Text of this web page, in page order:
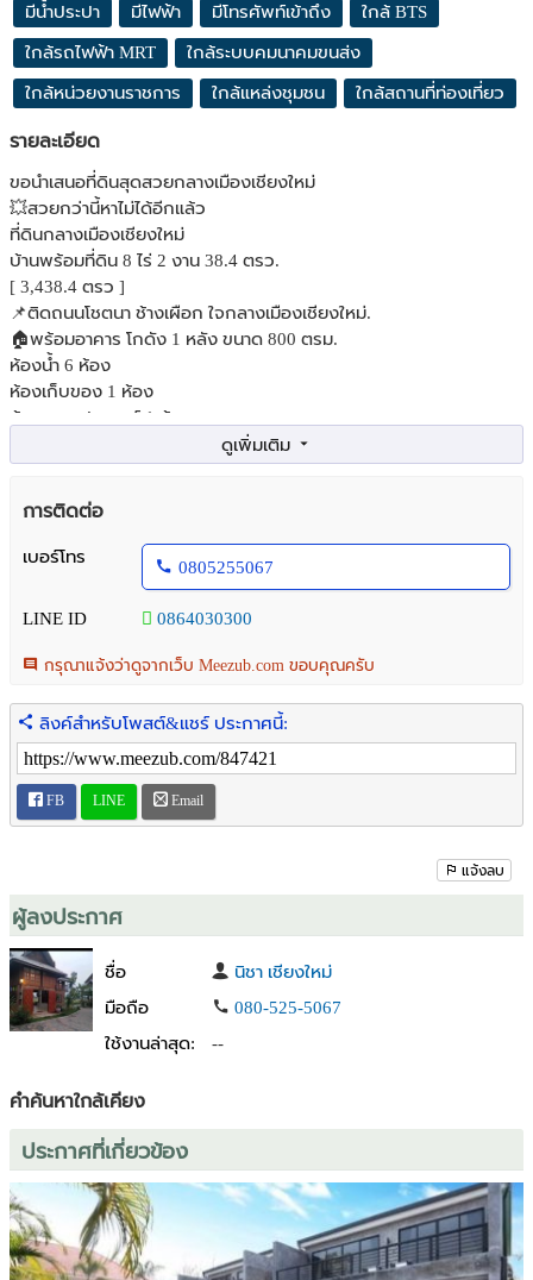
มีน้ำประปา มีไฟฟ้า มีโทรศัพท์เข้าถึง ใกล้ BTS
ใกล้รถไฟฟ้า MRT ใกล้ระบบคมนาคมขนส่ง
ใกล้หน่วยงานราชการ ใกล้แหล่งชุมชน ใกล้สถานที่ท่องเที่ยว
รายละเอียด
ขอนำเสนอที่ดินสุดสวยกลางเมืองเชียงใหม่
💥สวยกว่านี้หาไม่ได้อีกแล้ว
ที่ดินกลางเมืองเชียงใหม่
บ้านพร้อมที่ดิน 8 ไร่ 2 งาน 38.4 ตรว.
[ 3,438.4 ตรว ]
📌ติดถนนโชตนา ช้างเผือก ใจกลางเมืองเชียงใหม่.
🏠พร้อมอาคาร โกดัง 1 หลัง ขนาด 800 ตรม.
ห้องน้ำ 6 ห้อง
ห้องเก็บของ 1 ห้อง
ห้องอเนกประสงค์ 1 ห้อง.
🏠ร้านคาเฟ่ 1 หลัง 80 ตรม.
สร้างคอนโด อพาร์ทเม้น ปั๊มน้ำมัน สถานบันเทิง
คอมมูลิตี้มอลล์ , โรงพยาบาล , บ้านพัก ทาว์นโฮม และ สำนักงาน
หรือ เหมาะสำหรับที่อยู่อาศัย ธุรกิจความงาม คลีนิก สถาบันสอนภาษา
👉พื้นที่ใช้สอยกว่า 400 ตารางเมตร+
📌พิกัด ถนนโชตนา ต.ช้างเผือก
อ.เมืองเชียงใหม่
การติดต่อ
เบอร์โทร
0805255067
LINE ID 0864030300
กรุณาแจ้งว่าดูจากเว็บ Meezub.com ขอบคุณครับ
ลิงค์สำหรับโพสต์&แชร์ ประกาศนี้:
FB LINE Email
แจ้งลบ
ผู้ลงประกาศ
ชื่อ
นิชา เชียงใหม่
มือถือ
080-525-5067
ใช้งานล่าสุด:
--
คำค้นหาใกล้เคียง
ประกาศที่เกี่ยวข้อง